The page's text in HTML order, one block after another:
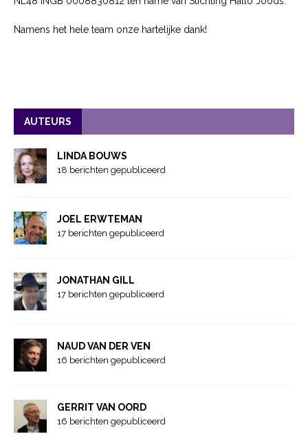
Namens het hele team onze hartelijke dank!
AUTEURS
LINDA BOUWS
18 berichten gepubliceerd
JOEL ERWTEMAN
17 berichten gepubliceerd
JONATHAN GILL
17 berichten gepubliceerd
NAUD VAN DER VEN
16 berichten gepubliceerd
GERRIT VAN OORD
16 berichten gepubliceerd